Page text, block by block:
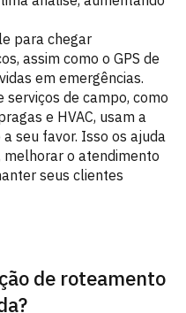
para chegar
assim como o GPS de
em emergências.
serviços de campo, como
e HVAC, usam a
seu favor. Isso os ajuda
melhorar o atendimento
seus clientes
de roteamento